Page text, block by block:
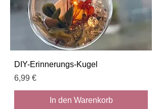
DIY-Erinnerungs-Kugel
Preis
6,99 €
In den Warenkorb